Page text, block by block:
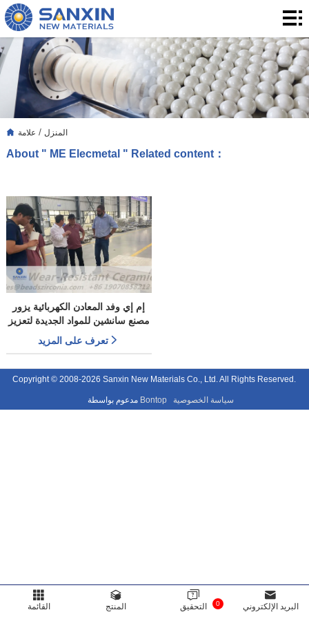
المنزل
المنتجات
التطبيق
التدوين
المنزل / علامة
About " ME Elecmetal " Related content：
إم إي وفد المعادن الكهربائية يزور
مصنع سانشين للمواد الجديدة لتعزيز
التعاون على منتجات البطانات
المقاومة للألبسة
تعرف على المزيد
Copyright © 2008-2026 Sanxin New Materials Co., Ltd. All Rights Reserved.
مدعوم بواسطة Bontop سياسة الخصوصية
القائمة المنتج 0 التحقيق البريد الإلكتروني